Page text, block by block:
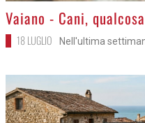
>
Vaiano - Cani,
18 LUGLIO Nell'ultima